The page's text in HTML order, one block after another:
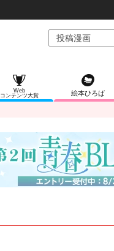
Web
コンテンツ大賞
絵本ひろば